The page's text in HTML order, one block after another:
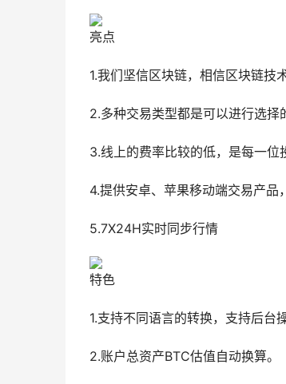
亮点
1.我们坚信区块链，相信区块链技
2.多种交易类型都是可以进行选
3.线上的费率比较的低，是每一位
4.提供安卓、苹果移动端交易产品
5.7X24H实时同步行情
特色
1.支持不同语言的转换，支持后台
2.账户总资产BTC估值自动换算。